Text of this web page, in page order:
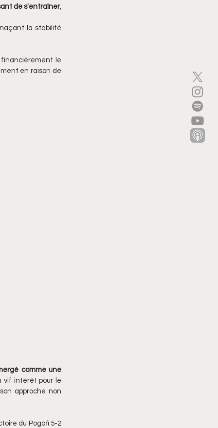
de s'entraîner,
la stabilité
financièrement le
en raison de
comme une
vif intérêt pour le
approche non
du Pogoń 5-2